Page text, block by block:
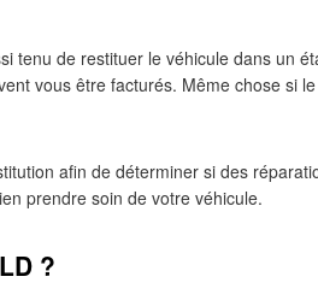
tenu de restituer le véhicule dans un
vous être facturés. Même chose si
afin de déterminer si des
prendre soin de votre véhicule.
?